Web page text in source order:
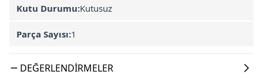
Kutu Durumu:Kutusuz
Parça Sayısı:1
DEĞERLENDIRMELER